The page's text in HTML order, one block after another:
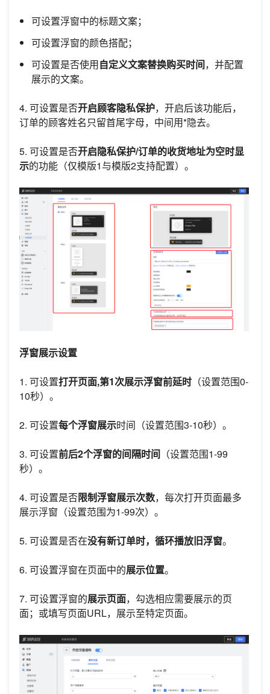
可设置浮窗中的标题文案；
可设置浮窗的颜色搭配；
可设置是否使用自定义文案替换购买时间，并配置
展示的文案。
4. 可设置是否开启顾客隐私保护，开启后该功能后，
订单的顾客姓名只留首尾字母，中间用*隐去。
5. 可设置是否开启隐私保护/订单的收货地址为空时显
示的功能（仅模版1与模版2支持配置）。
浮窗展示设置
1. 可设置打开页面,第1次展示浮窗前延时 （设置范围0-
10秒）。
2. 可设置每个浮窗展示时间（设置范围3-10秒）。
3. 可设置前后2个浮窗的间隔时间 （设置范围1-99
秒）。
4. 可设置是否限制浮窗展示次数，每次打开页面最多
展示浮窗（设置范围为1-99次）。
5. 可设置是否在没有新订单时，循环播放旧浮窗。
6. 可设置浮窗在页面中的展示位置。
7. 可设置浮窗的展示页面，勾选相应需要展示的页
面；或填写页面URL，展示至特定页面。